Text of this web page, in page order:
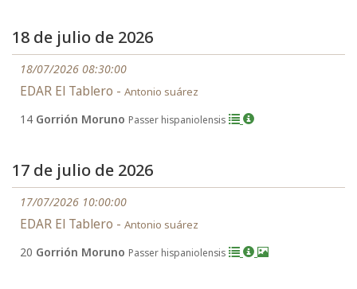
18 de julio de 2026
18/07/2026 08:30:00
EDAR El Tablero - Antonio suárez
14 Gorrión Moruno Passer hispaniolensis
17 de julio de 2026
17/07/2026 10:00:00
EDAR El Tablero - Antonio suárez
20 Gorrión Moruno Passer hispaniolensis